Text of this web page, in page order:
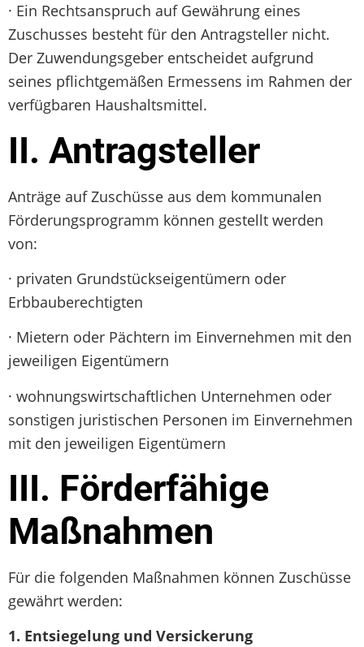
· Ein Rechtsanspruch auf Gewährung eines
Zuschusses besteht für den Antragsteller nicht.
Der Zuwendungsgeber entscheidet aufgrund
seines pflichtgemäßen Ermessens im Rahmen der
verfügbaren Haushaltsmittel.
II. Antragsteller
Anträge auf Zuschüsse aus dem kommunalen
Förderungsprogramm können gestellt werden
von:
· privaten Grundstückseigentümern oder
Erbbauberechtigten
· Mietern oder Pächtern im Einvernehmen mit den
jeweiligen Eigentümern
· wohnungswirtschaftlichen Unternehmen oder
sonstigen juristischen Personen im Einvernehmen
mit den jeweiligen Eigentümern
III. Förderfähige
Maßnahmen
Für die folgenden Maßnahmen können Zuschüsse
gewährt werden:
1. Entsiegelung und Versickerung